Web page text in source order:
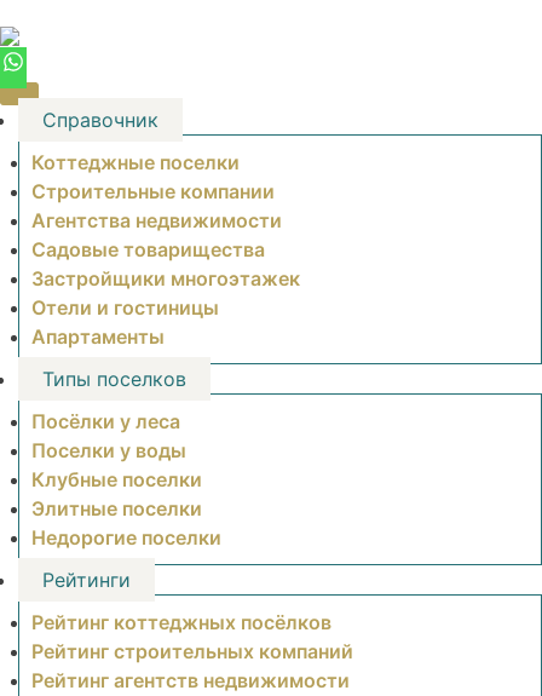
to
content
Справочник
Коттеджные поселки
Строительные компании
Агентства недвижимости
Садовые товарищества
Застройщики многоэтажек
Отели и гостиницы
Апартаменты
Типы поселков
Посёлки у леса
Поселки у воды
Клубные поселки
Элитные поселки
Недорогие поселки
Рейтинги
Рейтинг коттеджных посёлков
Рейтинг строительных компаний
Рейтинг агентств недвижимости